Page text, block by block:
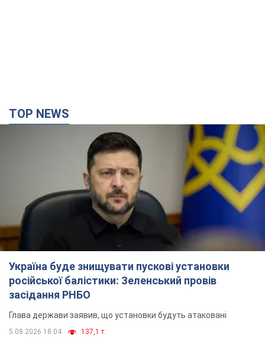
TOP NEWS
Україна буде знищувати пускові установки
російської балістики: Зеленський провів
засідання РНБО
Глава держави заявив, що установки будуть атаковані
5.08.2026 18:04 137,1 т.